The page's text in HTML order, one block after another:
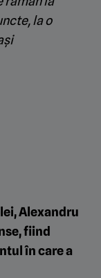
la o
Alexandru
fiind
în care a